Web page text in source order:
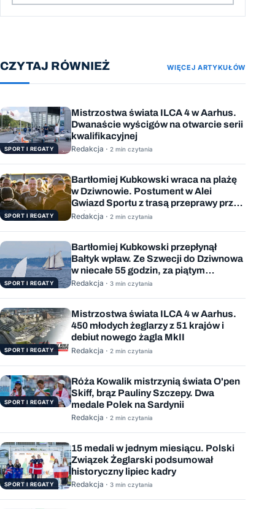
CZYTAJ RÓWNIEŻ WIĘCEJ ARTYKUŁÓW
SPORT I REGATY
Mistrzostwa świata ILCA 4 w Aarhus.
Dwanaście wyścigów na otwarcie serii
kwalifikacyjnej
Redakcja · 2 min czytania
SPORT I REGATY
Bartłomiej Kubkowski wraca na plażę
w Dziwnowie. Postument w Alei
Gwiazd Sportu z trasą przeprawy przez
Bałtyk
Redakcja · 2 min czytania
SPORT I REGATY
Bartłomiej Kubkowski przepłynął
Bałtyk wpław. Ze Szwecji do Dziwnowa
w niecałe 55 godzin, za piątym
podejściem
Redakcja · 3 min czytania
SPORT I REGATY
Mistrzostwa świata ILCA 4 w Aarhus.
450 młodych żeglarzy z 51 krajów i
debiut nowego żagla MkII
Redakcja · 2 min czytania
SPORT I REGATY
Róża Kowalik mistrzynią świata O'pen
Skiff, brąz Pauliny Szczepy. Dwa
medale Polek na Sardynii
Redakcja · 2 min czytania
SPORT I REGATY
15 medali w jednym miesiącu. Polski
Związek Żeglarski podsumował
historyczny lipiec kadry
Redakcja · 3 min czytania